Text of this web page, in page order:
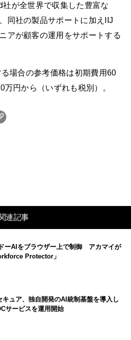
が全世界で収集した豊富な
同社の製品サポートに加えIIJ
アが顧客の運用をサポートする
場合の参考価格は初期費用60
円から（いずれも税別）。
連記事
ーAIをブラウザー上で制御 アカマイが
Protector」
キュア、独自開発のAI統制基盤を導入し
サービスを運用開始